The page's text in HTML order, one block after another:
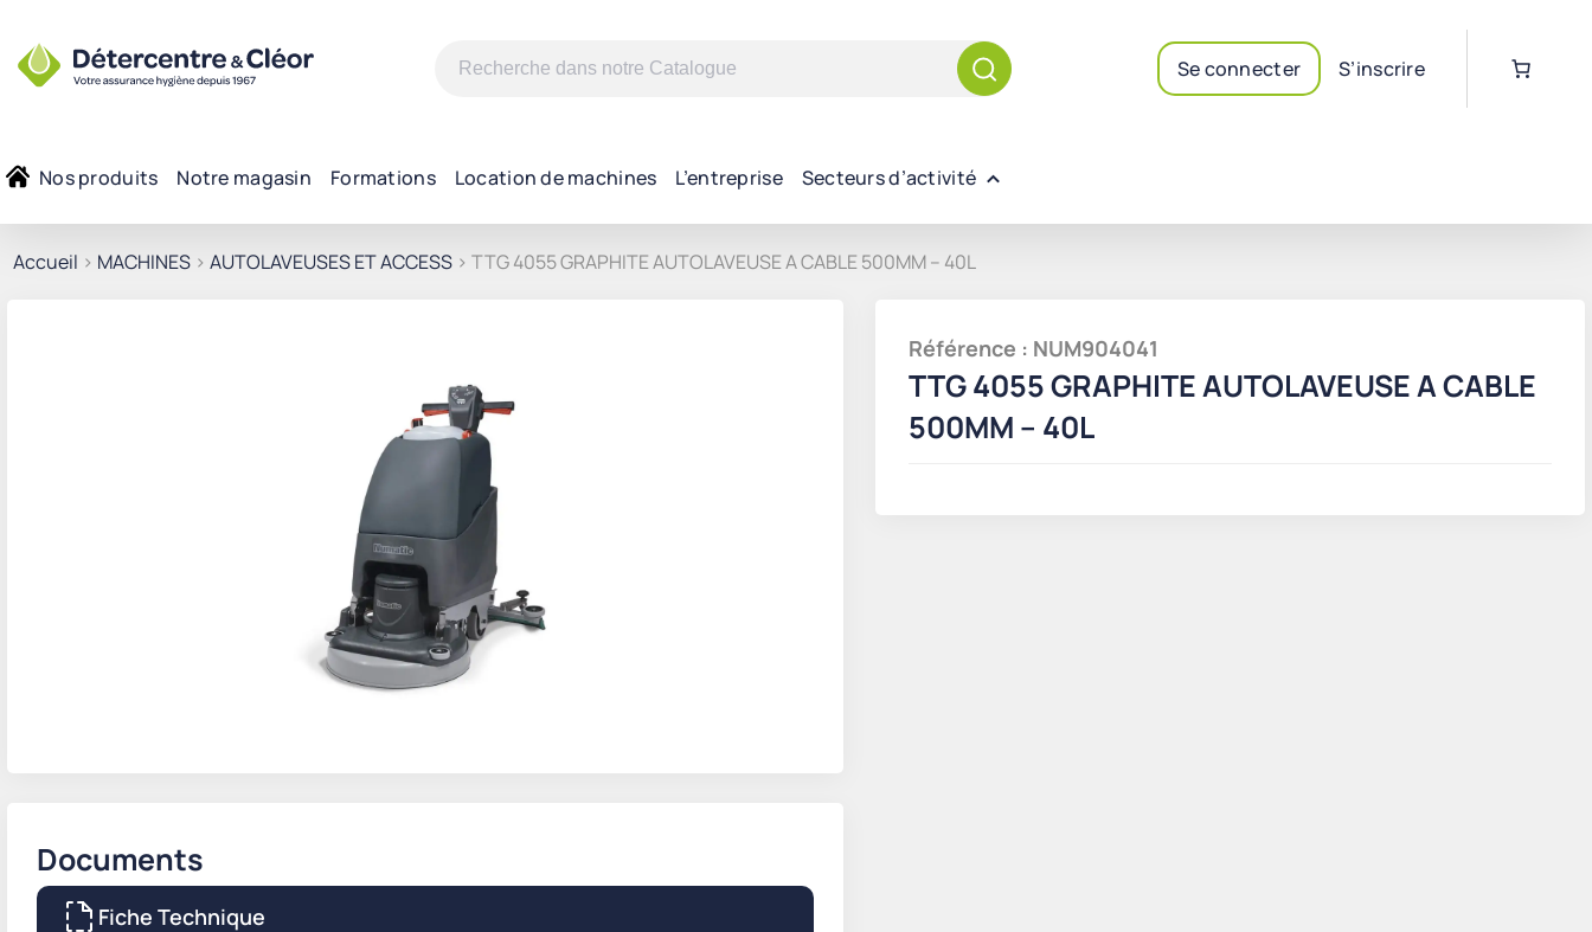
Recherche
Se connecter S’inscrire
Nos produits Notre magasin Formations Location de machines L’entreprise Secteurs d’activité
Accueil > MACHINES > AUTOLAVEUSES ET ACCESS > TTG 4055 GRAPHITE AUTOLAVEUSE A CABLE 500MM – 40L
Documents
Fiche Technique
Référence : NUM904041
TTG 4055 GRAPHITE AUTOLAVEUSE A CABLE
500MM – 40L